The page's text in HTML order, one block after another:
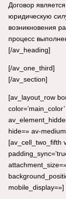
Договор
юридическую
возникновения
процесс
[/av_heading]
[/av_one_third]
[/av_section]
[av_layout_row
hide=» av-
[av_cell_two_fifth
mobile_display=»]